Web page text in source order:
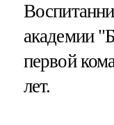
академии
первой
лет.